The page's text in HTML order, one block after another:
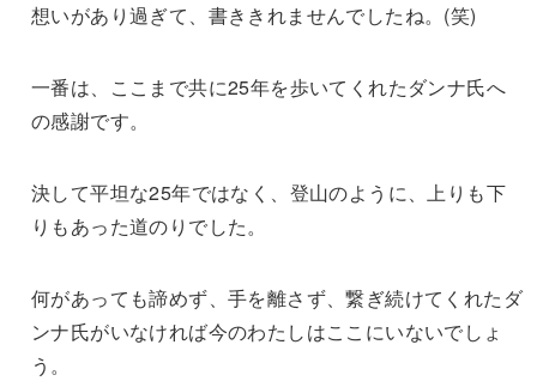
想いがあり過ぎて、書ききれませんでしたね。(笑)
一番は、ここまで共に25年を歩いてくれたダンナ氏へ
の感謝です。
決して平坦な25年ではなく、登山のように、上りも下
りもあった道のりでした。
何があっても諦めず、手を離さず、繋ぎ続けてくれたダ
ンナ氏がいなければ今のわたしはここにいないでしょ
う。